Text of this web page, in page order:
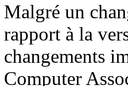
Malgré un
rapport à la
changements
Computer